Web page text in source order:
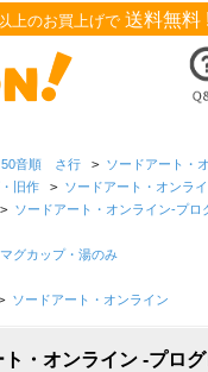
以上のお買上げで 送料無料 !
50音順 さ行 > ソードアート・
旧作 > ソードアート・オンラ
> ソードアート・オンライン-プロ
マグカップ・湯のみ
ソードアート・オンライン
・オンライン -プロ